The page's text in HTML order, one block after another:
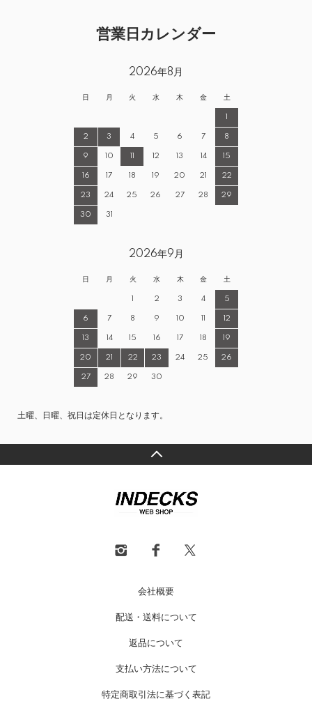
営業日カレンダー
2026年8月
日 月 火 水 木 金 土
1
2 3 4 5 6 7 8
9 10 11 12 13 14 15
16 17 18 19 20 21 22
23 24 25 26 27 28 29
30 31
2026年9月
日 月 火 水 木 金 土
1 2 3 4 5
6 7 8 9 10 11 12
13 14 15 16 17 18 19
20 21 22 23 24 25 26
27 28 29 30
土曜、日曜、祝日は定休日となります。
会社概要
配送・送料について
返品について
支払い方法について
特定商取引法に基づく表記